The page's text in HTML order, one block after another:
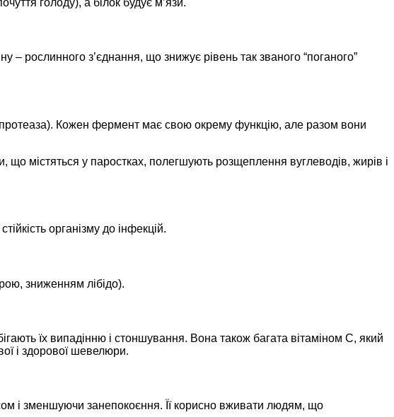
– рослинного з’єднання, що знижує рівень так званого “поганого”
Кожен фермент має свою окрему функцію, але разом вони
містяться у паростках, полегшують розщеплення вуглеводів, жирів і
організму до інфекцій.
зниженням лібідо).
їх випадінню і стоншування. Вона також багата вітаміном С, який
і здорової шевелюри.
і зменшуючи занепокоєння. Її корисно вживати людям, що